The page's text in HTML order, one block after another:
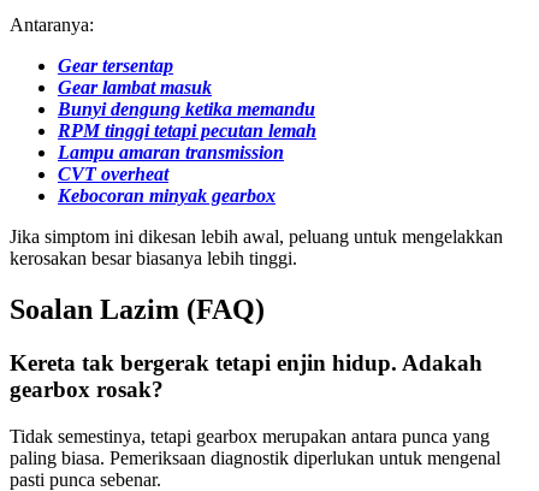
Antaranya:
Gear tersentap
Gear lambat masuk
Bunyi dengung ketika memandu
RPM tinggi tetapi pecutan lemah
Lampu amaran transmission
CVT overheat
Kebocoran minyak gearbox
Jika simptom ini dikesan lebih awal, peluang untuk mengelakkan
kerosakan besar biasanya lebih tinggi.
Soalan Lazim (FAQ)
Kereta tak bergerak tetapi enjin hidup. Adakah
gearbox rosak?
Tidak semestinya, tetapi gearbox merupakan antara punca yang
paling biasa. Pemeriksaan diagnostik diperlukan untuk mengenal
pasti punca sebenar.